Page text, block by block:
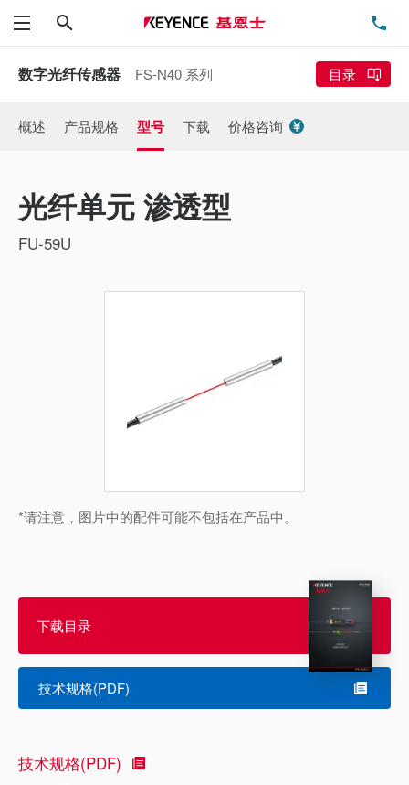
菜单
数字光纤传感器 FS-N40 系列 目录
概述 产品规格 型号 下载 价格咨询
光纤单元 渗透型
FU-59U
*请注意，图片中的配件可能不包括在产品中。
下载目录
技术规格(PDF)
技术规格(PDF)